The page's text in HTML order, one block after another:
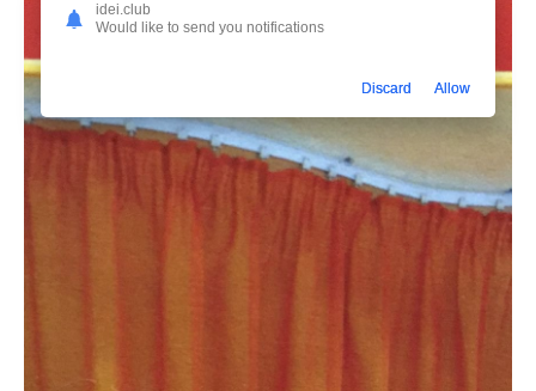
idei.club
Would like to send you notifications
Discard Allow